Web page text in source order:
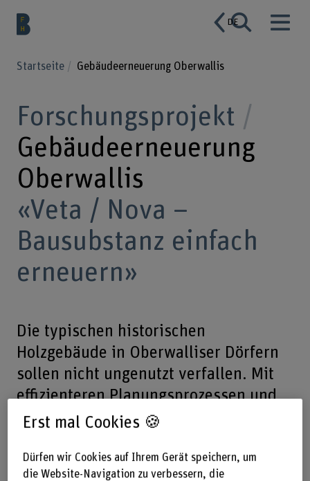
DE
Startseite Gebäudeerneuerung Oberwallis
Forschungsprojekt
Gebäudeerneuerung
Oberwallis
«Veta / Nova –
Bausubstanz einfach
erneuern»
Die typischen historischen
Holzgebäude in Oberwalliser Dörfern
sollen nicht ungenutzt verfallen. Mit
effizienteren Planungsprozessen und
reduzierten Umbaukosten soll es
einzuhauchen.
Erst mal Cookies 🍪
Dürfen wir Cookies auf Ihrem Gerät speichern, um
die Website-Navigation zu verbessern, die